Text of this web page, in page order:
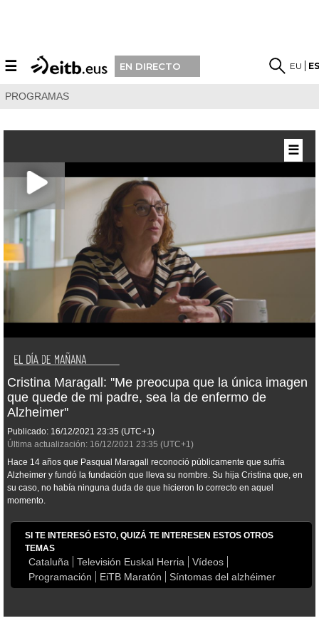
☰ EN DIRECTO EU
PROGRAMAS
Cristina Maragall: ''Me preocupa que la única imagen
que quede de mi padre, sea la de enfermo de
Alzheimer''
Publicado: 16/12/2021 23:35 (UTC+1)
Última actualización: 16/12/2021 23:35 (UTC+1)
Hace 14 años que Pasqual Maragall reconoció públicamente que sufría
Alzheimer y fundó la fundación que lleva su nombre. Su hija Cristina que, en
su caso, no había ninguna duda de que hicieron lo correcto en aquel
momento.
SI TE INTERESÓ ESTO, QUIZÁ TE INTERESEN ESTOS OTROS
TEMAS
Cataluña Televisión Euskal Herria
Vídeos
Programación
EiTB Maratón Síntomas del alzhéimer
☰